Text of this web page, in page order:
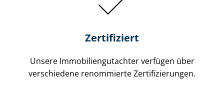
Zertifiziert
Unsere Immobilien­gutachter verfügen über
verschiedene renommierte Zer­ti­fi­zie­run­gen.